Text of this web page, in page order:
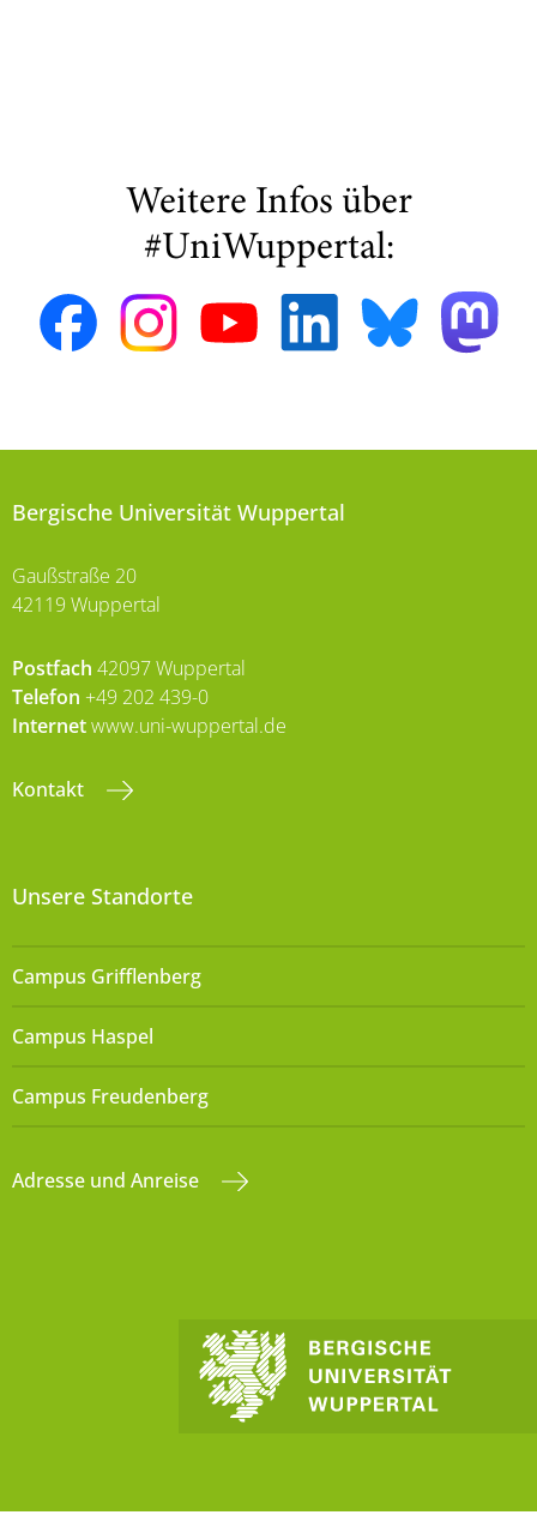
Weitere Infos über
#UniWuppertal:
Bergische Universität Wuppertal
Gaußstraße 20
42119 Wuppertal
Postfach 42097 Wuppertal
Telefon +49 202 439-0
Internetwww.uni-wuppertal.de
Kontakt
Unsere Standorte
Campus Grifflenberg
Campus Haspel
Campus Freudenberg
Adresse und Anreise